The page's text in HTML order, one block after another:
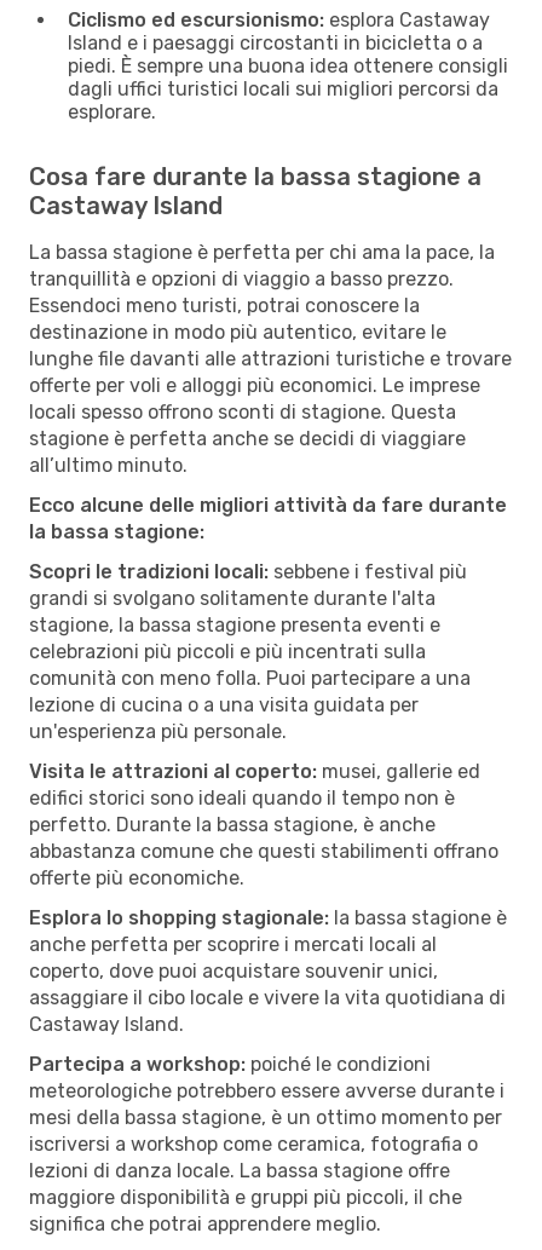
Ciclismo ed escursionismo: esplora Castaway
Island e i paesaggi circostanti in bicicletta o a
piedi. È sempre una buona idea ottenere consigli
dagli uffici turistici locali sui migliori percorsi da
esplorare.
Cosa fare durante la bassa stagione a
Castaway Island
La bassa stagione è perfetta per chi ama la pace, la
tranquillità e opzioni di viaggio a basso prezzo.
Essendoci meno turisti, potrai conoscere la
destinazione in modo più autentico, evitare le
lunghe file davanti alle attrazioni turistiche e trovare
offerte per voli e alloggi più economici. Le imprese
locali spesso offrono sconti di stagione. Questa
stagione è perfetta anche se decidi di viaggiare
all’ultimo minuto.
Ecco alcune delle migliori attività da fare durante
la bassa stagione:
Scopri le tradizioni locali: sebbene i festival più
grandi si svolgano solitamente durante l'alta
stagione, la bassa stagione presenta eventi e
celebrazioni più piccoli e più incentrati sulla
comunità con meno folla. Puoi partecipare a una
lezione di cucina o a una visita guidata per
un'esperienza più personale.
Visita le attrazioni al coperto: musei, gallerie ed
edifici storici sono ideali quando il tempo non è
perfetto. Durante la bassa stagione, è anche
abbastanza comune che questi stabilimenti offrano
offerte più economiche.
Esplora lo shopping stagionale: la bassa stagione è
anche perfetta per scoprire i mercati locali al
coperto, dove puoi acquistare souvenir unici,
assaggiare il cibo locale e vivere la vita quotidiana di
Castaway Island.
Partecipa a workshop: poiché le condizioni
meteorologiche potrebbero essere avverse durante i
mesi della bassa stagione, è un ottimo momento per
iscriversi a workshop come ceramica, fotografia o
lezioni di danza locale. La bassa stagione offre
maggiore disponibilità e gruppi più piccoli, il che
significa che potrai apprendere meglio.